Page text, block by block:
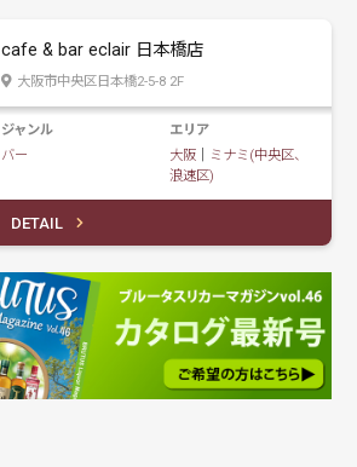
cafe & bar eclair 日本橋店
大阪市中央区日本橋2-5-8 2F
ジャンル
バー
エリア
大阪｜
ミナミ(中央区、
浪速区)
DETAIL